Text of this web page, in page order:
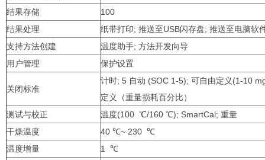
结果存储
100
结果处理
纸带打印; 推送至USB闪存盘; 推送至电脑软
支持方法创建
温度助手; 方法开发向导
用户管理
保护设置
关闭标准
计时; 5 自动 (SOC 1-5); 可自由定义(1-10
定义（重量损耗百分比）
测试与校正
温度(100 ℃/160 ℃); SmartCal; 重量
干燥温度
40 ℃~ 230 ℃
温度增量
1 ℃